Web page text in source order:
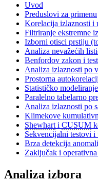
Uvod
Preduslovi za primenu
Korelacija izlaznosti i
Filtriranje ekstremne
Izborni otisci prstiju
Analiza nevažećih
Benfordov zakon i
Analiza izlaznosti po
Prostorna
Statističko
Paralelno tabelarno
Analiza izlaznosti po
Klimekove
Shewhart i CUSUM
Sekvencijalni testovi i
Brza detekcija
Zaključak i
Analiza izbora